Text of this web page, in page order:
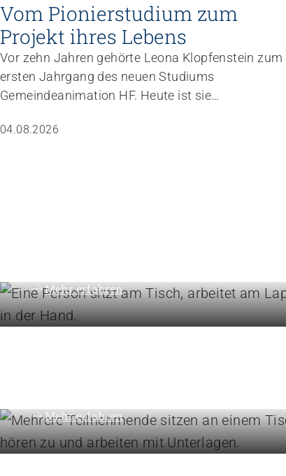
Vom Pionierstudium zum
Projekt ihres Lebens
Vor zehn Jahren gehörte Leona Klopfenstein zum
ersten Jahrgang des neuen Studiums
Gemeindeanimation HF. Heute ist sie
Blauring Schweiz. Nachdem sie einen Anlass der
04.08.2026
Instrumente für die
Mehr erfahren
Höhere Fachschulen
Studieren Sie
Mehr erfahren